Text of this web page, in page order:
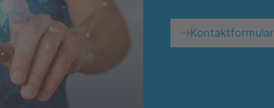
Kontaktformular